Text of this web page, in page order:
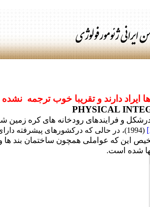
ایراد دارند و تقریبا خوب ترجمه
PHYSICAL
این که عواملی همچون ساختمان بند ها
شده است.